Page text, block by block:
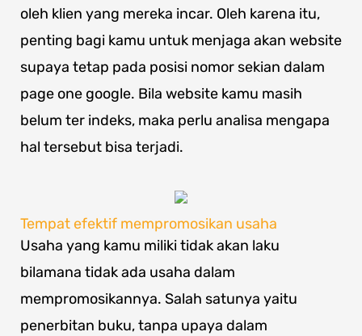
oleh klien yang mereka incar. Oleh karena itu,
penting bagi kamu untuk menjaga akan website
supaya tetap pada posisi nomor sekian dalam
page one google. Bila website kamu masih
belum ter indeks, maka perlu analisa mengapa
hal tersebut bisa terjadi.
Tempat efektif mempromosikan usaha
Usaha yang kamu miliki tidak akan laku
bilamana tidak ada usaha dalam
mempromosikannya. Salah satunya yaitu
penerbitan buku, tanpa upaya dalam